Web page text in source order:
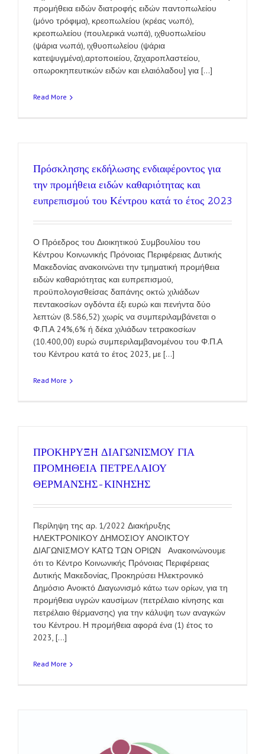
προμήθεια ειδών διατροφής ειδών παντοπωλείου
(μόνο τρόφιμα), κρεοπωλείου (κρέας νωπό),
κρεοπωλείου (πουλερικά νωπά), ιχθυοπωλείου
(ψάρια νωπά), ιχθυοπωλείου (ψάρια
κατεψυγμένα),αρτοποιείου, ζαχαροπλαστείου,
οπωροκηπευτικών ειδών και ελαιόλαδου] για [...]
Read More
Πρόσκλησης εκδήλωσης ενδιαφέροντος για
την προμήθεια ειδών καθαριότητας και
ευπρεπισμού του Κέντρου κατά το έτος 2023
Ο Πρόεδρος του Διοικητικού Συμβουλίου του
Κέντρου Κοινωνικής Πρόνοιας Περιφέρειας Δυτικής
Μακεδονίας ανακοινώνει την τμηματική προμήθεια
ειδών καθαριότητας και ευπρεπισμού,
προϋπολογισθείσας δαπάνης οκτώ χιλιάδων
πεντακοσίων ογδόντα έξι ευρώ και πενήντα δύο
λεπτών (8.586,52) χωρίς να συμπεριλαμβάνεται ο
Φ.Π.Α 24%,6% ή δέκα χιλιάδων τετρακοσίων
(10.400,00) ευρώ συμπεριλαμβανομένου του Φ.Π.Α
του Κέντρου κατά το έτος 2023, με [...]
Read More
ΠΡΟΚΗΡΥΞΗ ΔΙΑΓΩΝΙΣΜΟΥ ΓΙΑ
ΠΡΟΜΗΘΕΙΑ ΠΕΤΡΕΛΑΙΟΥ
ΘΕΡΜΑΝΣΗΣ-ΚΙΝΗΣΗΣ
Περίληψη της αρ. 1/2022 Διακήρυξης
ΗΛΕΚΤΡΟΝΙΚΟΥ ΔΗΜΟΣΙΟΥ ΑΝΟΙΚΤΟΥ
ΔΙΑΓΩΝΙΣΜΟΥ ΚΑΤΩ ΤΩΝ ΟΡΙΩΝ Ανακοινώνουμε
ότι το Κέντρο Κοινωνικής Πρόνοιας Περιφέρειας
Δυτικής Μακεδονίας, Προκηρύσει Ηλεκτρονικό
Δημόσιο Ανοικτό Διαγωνισμό κάτω των ορίων, για τη
προμήθεια υγρών καυσίμων (πετρέλαιο κίνησης και
πετρέλαιο θέρμανσης) για την κάλυψη των αναγκών
του Κέντρου. Η προμήθεια αφορά ένα (1) έτος το
2023, [...]
Read More